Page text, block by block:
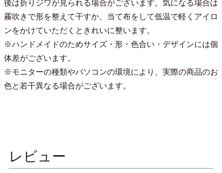
後は折りジワが見られる場合がございます。気になる場合は
霧吹きで形を整えて干すか、当て布をして低温で軽くアイロ
ンをかけていただくときれいに整います。
※ハンドメイドのためサイズ・形・色合い・デザインには個
体差がございます。
※モニターの種類やパソコンの環境により、実際の商品のお
色と若干異なる場合がございます。
レビュー